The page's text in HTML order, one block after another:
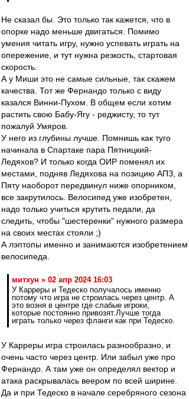
Не сказал бы. Это только так кажется, что в
опорке надо меньше двигаться. Помимо
умения читать игру, нужно успевать играть на
опережение, и тут нужна резкость, стартовая
скорость.
А у Миши это не самые сильные, так скажем
качества. Тот же Фернандо только с виду
казался Винни-Пухом. В общем если хотим
растить свою Бабу-Ягу - реджисту, то тут
пожалуй Умяров.
У него из глубины лучше. Помнишь как туго
начинала в Спартаке пара Пятницкий-
Ледяхов? И только когда ОИР поменял их
местами, подняв Ледяхова на позицию АПЗ, а
Пяту наоборот передвинул ниже опорником,
все закрутилось. Велосипед уже изобретен,
надо только учиться крутить педали, да
следить, чтобы "шестеренки" нужного размера
на своих местах стояли ;)
А лэптопы именно и занимаются изобретением
велосипеда.
митхун » 02 апр 2024 16:03
У Карреры и Тедеско получалось именно
потому что игра не строилась через центр. А
это возня в центре где слабые игроки,
которые постоянно привозят.Лучше тогда
играть только через фланги как при Тедеско.
У Карреры игра строилась разнообразно, и
очень часто через центр. Или забыл уже про
Фернандо. А там уже он определял вектор и
атака раскрывалась веером по всей ширине.
Да и при Тедеско в начале серебряного сезона